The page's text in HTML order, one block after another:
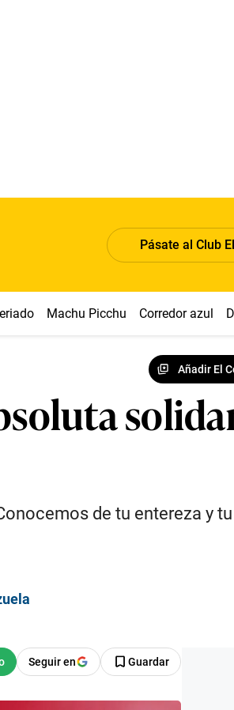
Pásate al Club
Machu Picchu Corredor azul
Añadir El
de tu entereza y
Seguir en Guardar